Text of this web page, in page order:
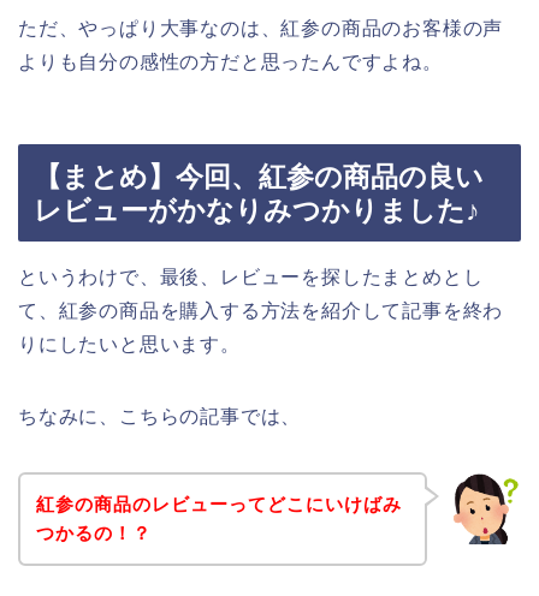
ただ、やっぱり大事なのは、紅参の商品のお客様の声
よりも自分の感性の方だと思ったんですよね。
【まとめ】今回、紅参の商品の良い
レビューがかなりみつかりました♪
というわけで、最後、レビューを探したまとめとし
て、紅参の商品を購入する方法を紹介して記事を終わ
りにしたいと思います。
ちなみに、こちらの記事では、
紅参の商品のレビューってどこにいけばみ
つかるの！？